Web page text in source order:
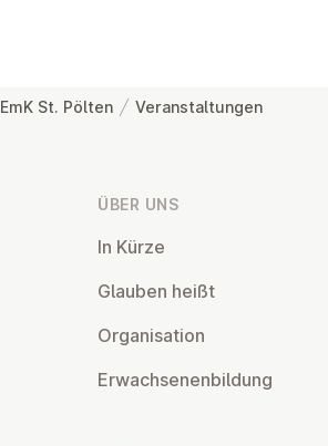
EmK St. Pölten
Veranstaltungen
ÜBER UNS
In Kürze
Glauben heißt
Or­gan­isa­tion
Er­wach­sen­en­bildung